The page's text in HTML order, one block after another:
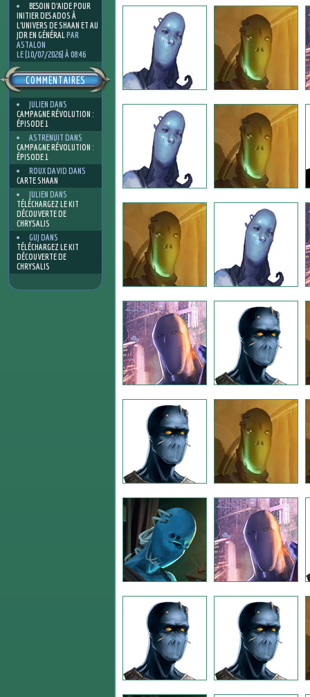
BESOIN D’AIDE POUR
INITIER DES ADOS À
L’UNIVERS DE SHAAN ET AU
JDR EN GÉNÉRALPAR
ASTALON
LE [10/07/2026] À 08:46
COMMENTAIRES
JULIEN DANS
CAMPAGNE RÉVOLUTION :
ÉPISODE 1
ASTRENUIT DANS
CAMPAGNE RÉVOLUTION :
ÉPISODE 1
ROUX DAVID DANS
CARTE SHAAN
JULIEN DANS
TÉLÉCHARGEZ LE KIT
DÉCOUVERTE DE
CHRYSALIS
GUJ DANS
TÉLÉCHARGEZ LE KIT
DÉCOUVERTE DE
CHRYSALIS